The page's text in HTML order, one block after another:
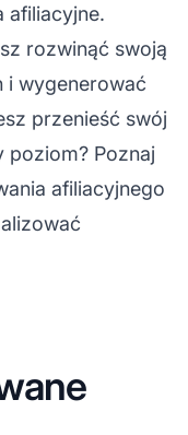
afiliacyjne.
rozwinąć swoją
i wygenerować
przenieść swój
poziom? Poznaj
afiliacyjnego